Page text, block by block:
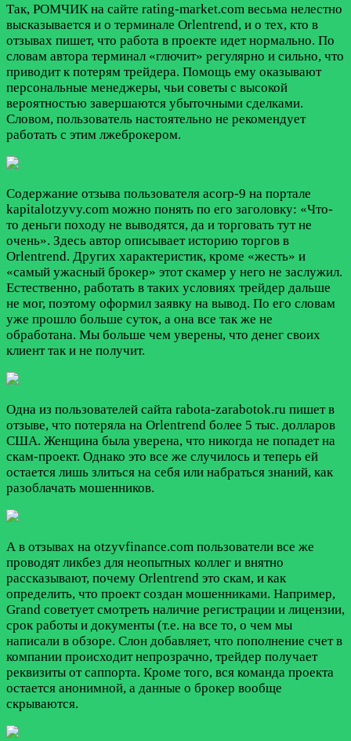
Так, РОМЧИК на сайте rating-market.com весьма нелестно
высказывается и о терминале Orlentrend, и о тех, кто в
отзывах пишет, что работа в проекте идет нормально. По
словам автора терминал «глючит» регулярно и сильно, что
приводит к потерям трейдера. Помощь ему оказывают
персональные менеджеры, чьи советы с высокой
вероятностью завершаются убыточными сделками.
Словом, пользователь настоятельно не рекомендует
работать с этим лжеброкером.
Содержание отзыва пользователя acorp-9 на портале
kapitalotzyvy.com можно понять по его заголовку: «Что-
то деньги походу не выводятся, да и торговать тут не
очень». Здесь автор описывает историю торгов в
Orlentrend. Других характеристик, кроме «жесть» и
«самый ужасный брокер» этот скамер у него не заслужил.
Естественно, работать в таких условиях трейдер дальше
не мог, поэтому оформил заявку на вывод. По его словам
уже прошло больше суток, а она все так же не
обработана. Мы больше чем уверены, что денег своих
клиент так и не получит.
Одна из пользователей сайта rabota-zarabotok.ru пишет в
отзыве, что потеряла на Orlentrend более 5 тыс. долларов
США. Женщина была уверена, что никогда не попадет на
скам-проект. Однако это все же случилось и теперь ей
остается лишь злиться на себя или набраться знаний, как
разоблачать мошенников.
А в отзывах на otzyvfinance.com пользователи все же
проводят ликбез для неопытных коллег и внятно
рассказывают, почему Orlentrend это скам, и как
определить, что проект создан мошенниками. Например,
Grand советует смотреть наличие регистрации и лицензии,
срок работы и документы (т.е. на все то, о чем мы
написали в обзоре. Слон добавляет, что пополнение счет в
компании происходит непрозрачно, трейдер получает
реквизиты от саппорта. Кроме того, вся команда проекта
остается анонимной, а данные о брокер вообще
скрываются.